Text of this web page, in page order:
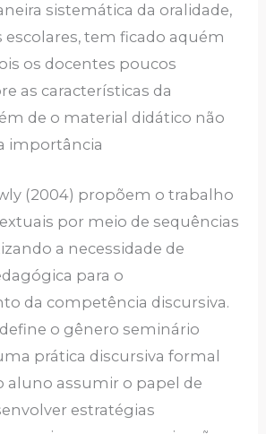
sistemática da oralidade,
tem ficado aquém
os docentes poucos
as características da
de o material didático não
importância
(2004) propõem o trabalho
por meio de sequências
a necessidade de
para o
da competência discursiva.
o gênero seminário
prática discursiva formal
aluno assumir o papel de
estratégias